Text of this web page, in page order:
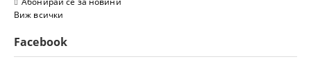
Виж всички
Facebook